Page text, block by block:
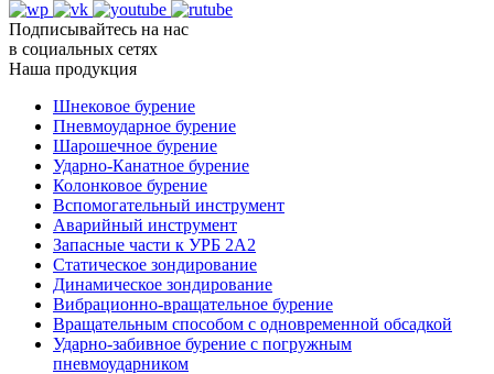
Подписывайтесь на нас
в социальных сетях
Наша продукция
Шнековое бурение
Пневмоударное бурение
Шарошечное бурение
Ударно-Канатное бурение
Колонковое бурение
Вспомогательный инструмент
Аварийный инструмент
Запасные части к УРБ 2А2
Статическое зондирование
Динамическое зондирование
Вибрационно-вращательное бурение
Вращательным способом с одновременной обсадкой
Ударно-забивное бурение с погружным
пневмоударником